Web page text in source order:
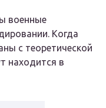
военные
Когда
с теоретической
находится в